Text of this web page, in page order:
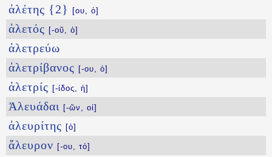
ἀλέτης {2} [ου, ὁ]
ἀλετός [-οῦ, ὁ]
ἀλετρεύω
ἀλετρίβανος [-ου, ὁ]
ἀλετρίς [-ίδος, ἡ]
Ἀλευάδαι [-ῶν, οἱ]
ἀλευρίτης [ὁ]
ἄλευρον [-ου, τό]